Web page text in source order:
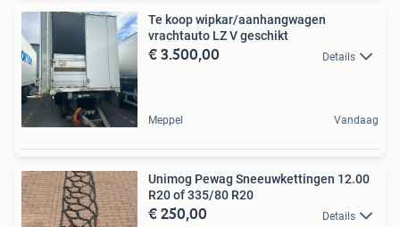
Te koop wipkar/aanhangwagen
vrachtauto LZ V geschikt
€ 3.500,00 Details
Meppel Vandaag
Unimog Pewag Sneeuwkettingen 12.00
R20 of 335/80 R20
€ 250,00 Details